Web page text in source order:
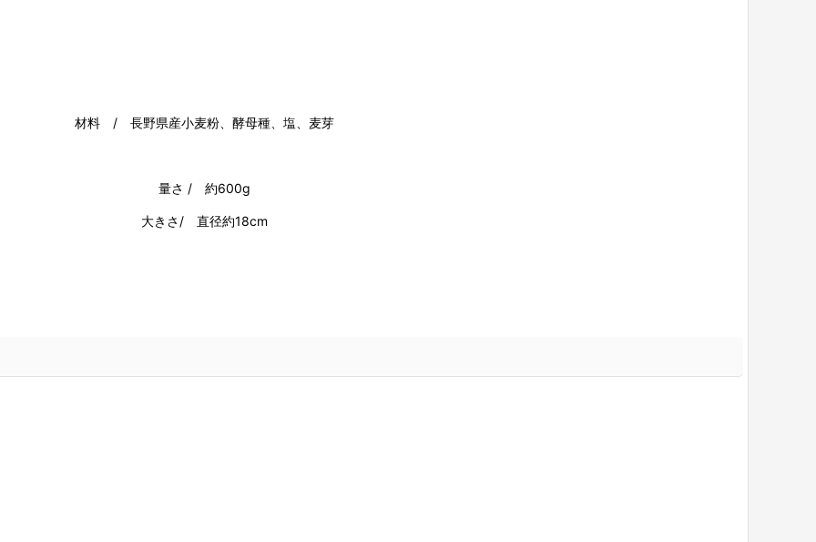
材料 / 長野県産小麦粉、酵母種、塩、麦芽
量さ / 約600g
大きさ/ 直径約18cm